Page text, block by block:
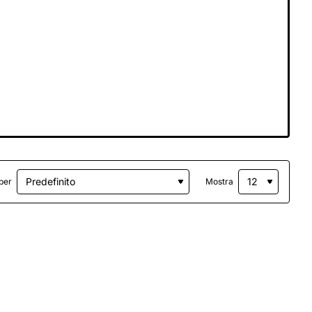
Mostra